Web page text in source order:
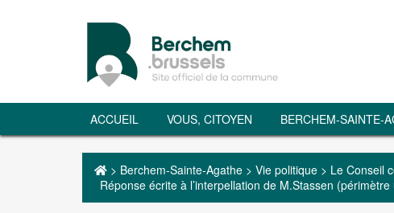
ACCUEIL VOUS, CITOYEN BERCHEM-SAINTE-
> Berchem-Sainte-Agathe > Vie politique > Le Conseil
Réponse écrite à l’interpellation de M.Stassen